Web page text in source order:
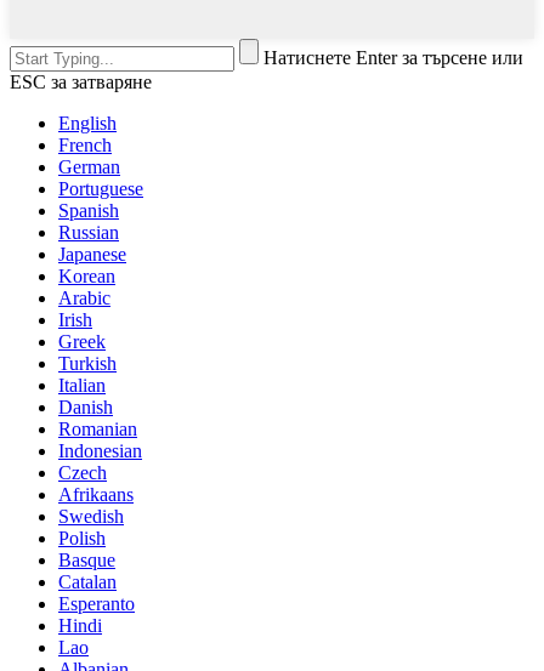
Натиснете Enter за търсене или
ESC за затваряне
English
French
German
Portuguese
Spanish
Russian
Japanese
Korean
Arabic
Irish
Greek
Turkish
Italian
Danish
Romanian
Indonesian
Czech
Afrikaans
Swedish
Polish
Basque
Catalan
Esperanto
Hindi
Lao